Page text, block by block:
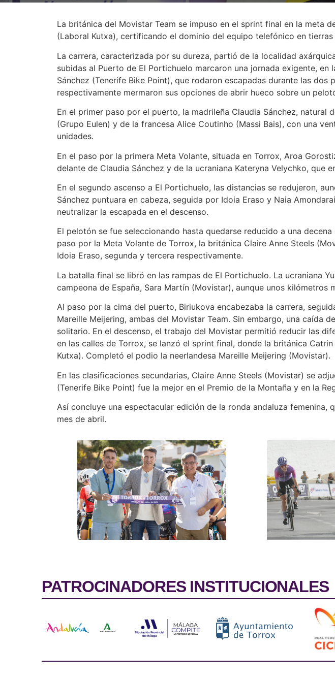
La británica del Movistar Team se impuso en el sprint final en la meta
(Laboral Kutxa), certificando el dominio del equipo telefónico en tierras
La carrera, caracterizada por su dureza, partió de la localidad
subidas al Puerto de El Portichuelo marcaron una jornada exigente,
Sánchez (Tenerife Bike Point), que rodaron escapadas durante las
respectivamente mermaron sus opciones de abrir hueco sobre un
En el primer paso por el puerto, la madrileña Claudia Sánchez,
(Grupo Eulen) y de la francesa Alice Coutinho (Massi Bais), con una
unidades.
En el paso por la primera Meta Volante, situada en Torrox, Aroa
delante de Claudia Sánchez y de la ucraniana Kateryna Velychko, que
En el segundo ascenso a El Portichuelo, las distancias se redujeron,
Sánchez puntuara en cabeza, seguida por Idoia Eraso y Naia
neutralizar la escapada en el descenso.
El pelotón se fue seleccionando hasta quedarse reducido a una
paso por la Meta Volante de Torrox, la británica Claire Anne Steels
Idoia Eraso, segunda y tercera respectivamente.
La batalla final se libró en las rampas de El Portichuelo. La ucraniana
campeona de España, Sara Martín (Movistar), aunque unos
Al paso por la cima del puerto, Biriukova encabezaba la carrera,
Mareille Meijering, ambas del Movistar Team. Sin embargo, una caída
solitario. En el descenso, el trabajo del Movistar permitió reducir las
en las calles de Torrox, se lanzó el sprint final, donde la británica
Kutxa). Completó el podio la neerlandesa Mareille Meijering (Movistar).
En las clasificaciones secundarias, Claire Anne Steels (Movistar) se
(Tenerife Bike Point) fue la mejor en el Premio de la Montaña y en la
Así concluye una espectacular edición de la ronda andaluza
mes de abril.
PATROCINADORES INSTITUCIONALES